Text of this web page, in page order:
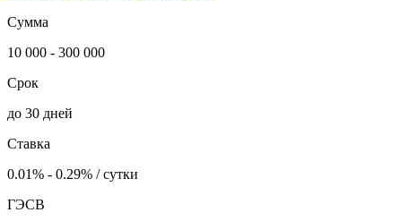
Сумма
10 000 - 300 000
Срок
до 30 дней
Ставка
0.01% - 0.29% / сутки
ГЭСВ